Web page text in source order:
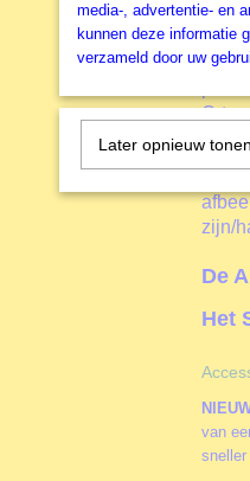
zijn/
De
Het
van
media-, advertentie- en
kunnen deze informatie
verzameld door uw
Later opnieuw tonen